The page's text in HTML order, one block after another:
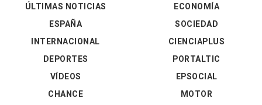
ÚLTIMAS NOTICIAS
ESPAÑA
INTERNACIONAL
DEPORTES
VÍDEOS
ECONOMÍA
SOCIEDAD
CIENCIAPLUS
PORTALTIC
EPSOCIAL
CHANCE
MOTOR